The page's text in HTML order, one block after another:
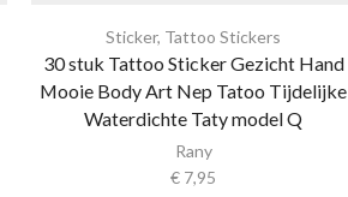
Sticker, Tattoo Stickers
30 stuk Tattoo Sticker Gezicht Hand
Mooie Body Art Nep Tatoo Tijdelijke
Waterdichte Taty model Q
Rany
€ 7,95